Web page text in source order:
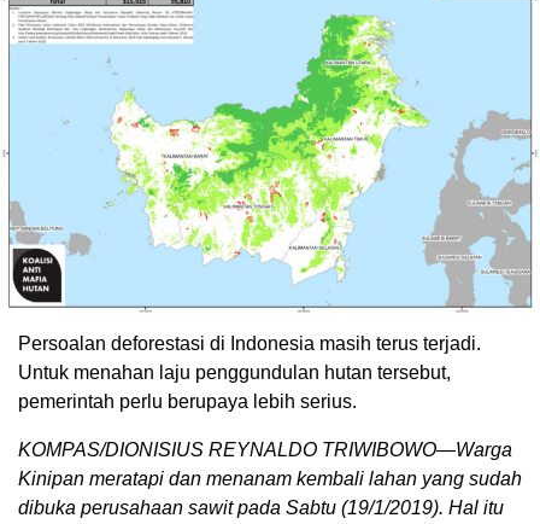
Persoalan deforestasi di Indonesia masih terus terjadi.
Untuk menahan laju penggundulan hutan tersebut,
pemerintah perlu berupaya lebih serius.
KOMPAS/DIONISIUS REYNALDO TRIWIBOWO—Warga
Kinipan meratapi dan menanam kembali lahan yang sudah
dibuka perusahaan sawit pada Sabtu (19/1/2019). Hal itu